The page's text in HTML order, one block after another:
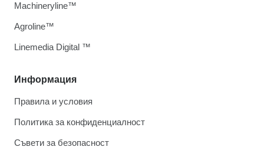
Информация
Правила и условия
Политика за конфиденциалност
Съвети за безопасност
Machineryline™
Agroline™
Linemedia Digital ™